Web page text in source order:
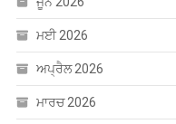
ਮਈ 2026
ਅਪ੍ਰੈਲ 2026
ਮਾਰਚ 2026